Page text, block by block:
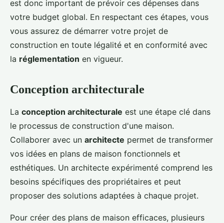
est donc important de prévoir ces dépenses dans
votre budget global. En respectant ces étapes, vous
vous assurez de démarrer votre projet de
construction en toute légalité et en conformité avec
la réglementation en vigueur.
Conception architecturale
La conception architecturale est une étape clé dans
le processus de construction d'une maison.
Collaborer avec un architecte permet de transformer
vos idées en plans de maison fonctionnels et
esthétiques. Un architecte expérimenté comprend les
besoins spécifiques des propriétaires et peut
proposer des solutions adaptées à chaque projet.
Pour créer des plans de maison efficaces, plusieurs